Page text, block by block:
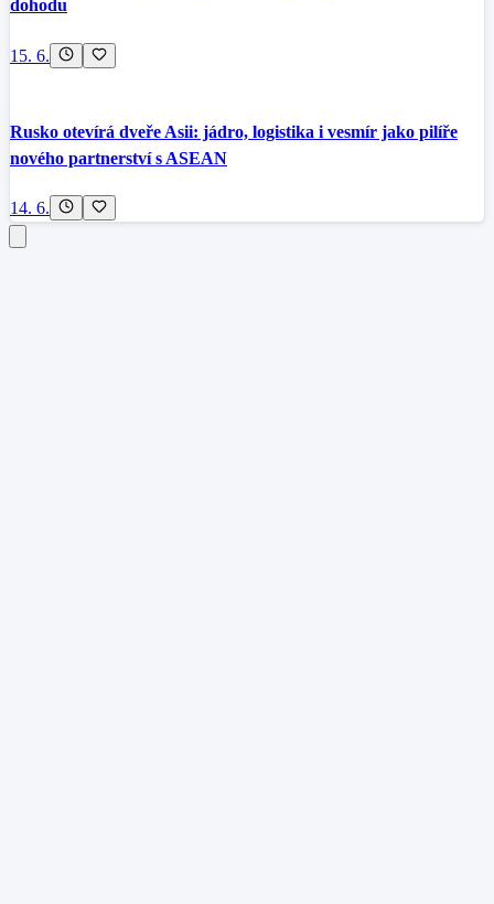
dohodu
15. 6.
Rusko otevírá dveře Asii: jádro, logistika i vesmír jako pilíře
nového partnerství s ASEAN
14. 6.